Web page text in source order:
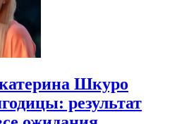
Шкуро
результат